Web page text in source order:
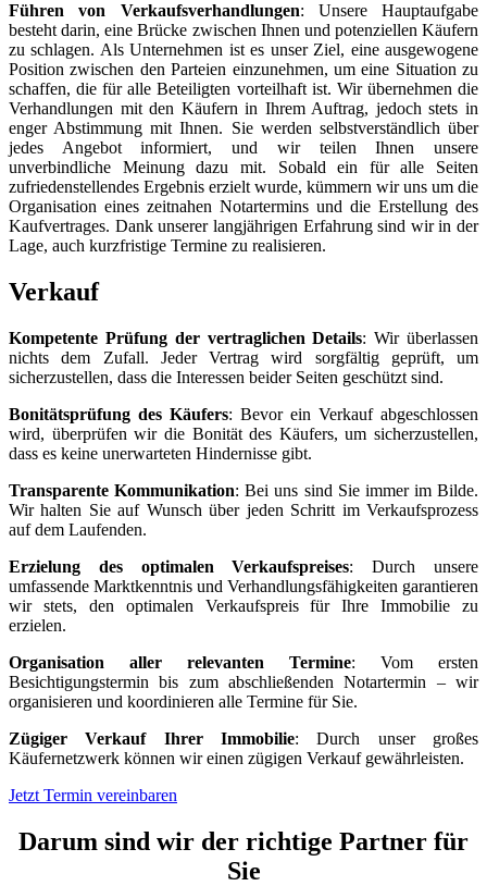
Führen von Verkaufsverhandlungen: Unsere Hauptaufgabe
besteht darin, eine Brücke zwischen Ihnen und potenziellen Käufern
zu schlagen. Als Unternehmen ist es unser Ziel, eine ausgewogene
Position zwischen den Parteien einzunehmen, um eine Situation zu
schaffen, die für alle Beteiligten vorteilhaft ist. Wir übernehmen die
Verhandlungen mit den Käufern in Ihrem Auftrag, jedoch stets in
enger Abstimmung mit Ihnen. Sie werden selbstverständlich über
jedes Angebot informiert, und wir teilen Ihnen unsere
unverbindliche Meinung dazu mit. Sobald ein für alle Seiten
zufriedenstellendes Ergebnis erzielt wurde, kümmern wir uns um die
Organisation eines zeitnahen Notartermins und die Erstellung des
Kaufvertrages. Dank unserer langjährigen Erfahrung sind wir in der
Lage, auch kurzfristige Termine zu realisieren.
Verkauf
Kompetente Prüfung der vertraglichen Details: Wir überlassen
nichts dem Zufall. Jeder Vertrag wird sorgfältig geprüft, um
sicherzustellen, dass die Interessen beider Seiten geschützt sind.
Bonitätsprüfung des Käufers: Bevor ein Verkauf abgeschlossen
wird, überprüfen wir die Bonität des Käufers, um sicherzustellen,
dass es keine unerwarteten Hindernisse gibt.
Transparente Kommunikation: Bei uns sind Sie immer im Bilde.
Wir halten Sie auf Wunsch über jeden Schritt im Verkaufsprozess
auf dem Laufenden.
Erzielung des optimalen Verkaufspreises: Durch unsere
umfassende Marktkenntnis und Verhandlungsfähigkeiten garantieren
wir stets, den optimalen Verkaufspreis für Ihre Immobilie zu
erzielen.
Organisation aller relevanten Termine: Vom ersten
Besichtigungstermin bis zum abschließenden Notartermin – wir
organisieren und koordinieren alle Termine für Sie.
Zügiger Verkauf Ihrer Immobilie: Durch unser großes
Käufernetzwerk können wir einen zügigen Verkauf gewährleisten.
Jetzt Termin vereinbaren
Darum sind wir der richtige Partner für
Sie